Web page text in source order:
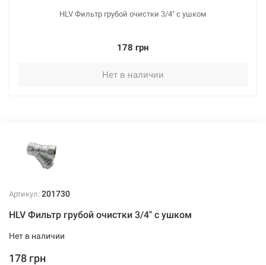
HLV Фильтр грубой очистки 3/4" с ушком
178 грн
Нет в наличии
Артикул: 201730
HLV Фильтр грубой очистки 3/4" с ушком
Нет в наличии
178 грн